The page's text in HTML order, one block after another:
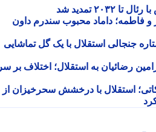
شد
داماد محبوب سندرم داون
استقلال با یک گل تماشایی
به استقلال؛ اختلاف بر سر
استقلال با درخشش سحرخیزان از